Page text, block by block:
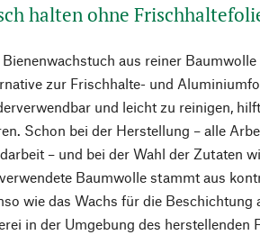
halten ohne
Bienenwachstuch aus reiner
zur Frischhalte- und
und leicht zu reinigen,
Schon bei der Herstellung – alle
– und bei der Wahl der Zutaten
Baumwolle stammt aus
wie das Wachs für die
in der Umgebung des herstellenden